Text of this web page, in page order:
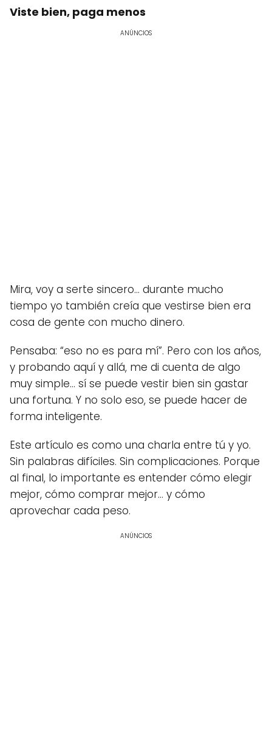
Viste bien, paga menos
ANÚNCIOS
Mira, voy a serte sincero… durante mucho
tiempo yo también creía que vestirse bien era
cosa de gente con mucho dinero.
Pensaba: “eso no es para mí”. Pero con los años,
y probando aquí y allá, me di cuenta de algo
muy simple… sí se puede vestir bien sin gastar
una fortuna. Y no solo eso, se puede hacer de
forma inteligente.
Este artículo es como una charla entre tú y yo.
Sin palabras difíciles. Sin complicaciones. Porque
al final, lo importante es entender cómo elegir
mejor, cómo comprar mejor… y cómo
aprovechar cada peso.
ANÚNCIOS